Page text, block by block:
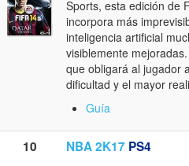
Sports, esta edición de
incorpora más
inteligencia artificial
visiblemente
que obligará al jugador
dificultad y el mayor
Guía
10 NBA 2K17 PS4